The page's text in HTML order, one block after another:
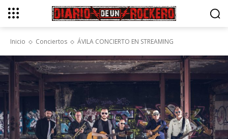
Inicio Conciertos ÁVILA CONCIERTO EN STREAMING